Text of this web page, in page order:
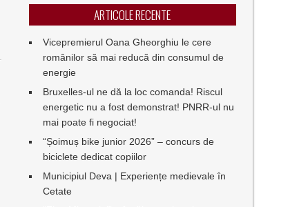
ARTICOLE RECENTE
Vicepremierul Oana Gheorghiu le cere
românilor să mai reducă din consumul de
energie
Bruxelles-ul ne dă la loc comanda! Riscul
energetic nu a fost demonstrat! PNRR-ul nu
mai poate fi negociat!
“Șoimuș bike junior 2026” – concurs de
biciclete dedicat copiilor
Municipiul Deva | Experiențe medievale în
Cetate